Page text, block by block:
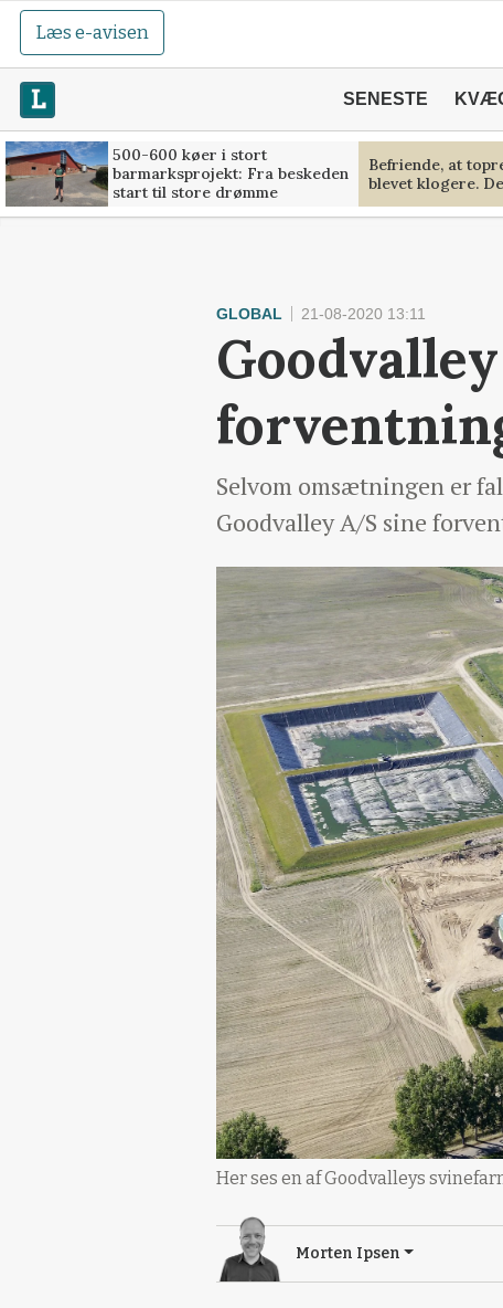
Læs e-avisen
SENESTE
500-600 køer i stort
barmarksprojekt: Fra beskeden
start til store drømme
Befriende, at
blevet klogere.
GLOBAL 21-08-2020 13:11
Selvom omsætningen er
Goodvalley A/S sine
Her ses en af Goodvalleys
Morten Ipsen